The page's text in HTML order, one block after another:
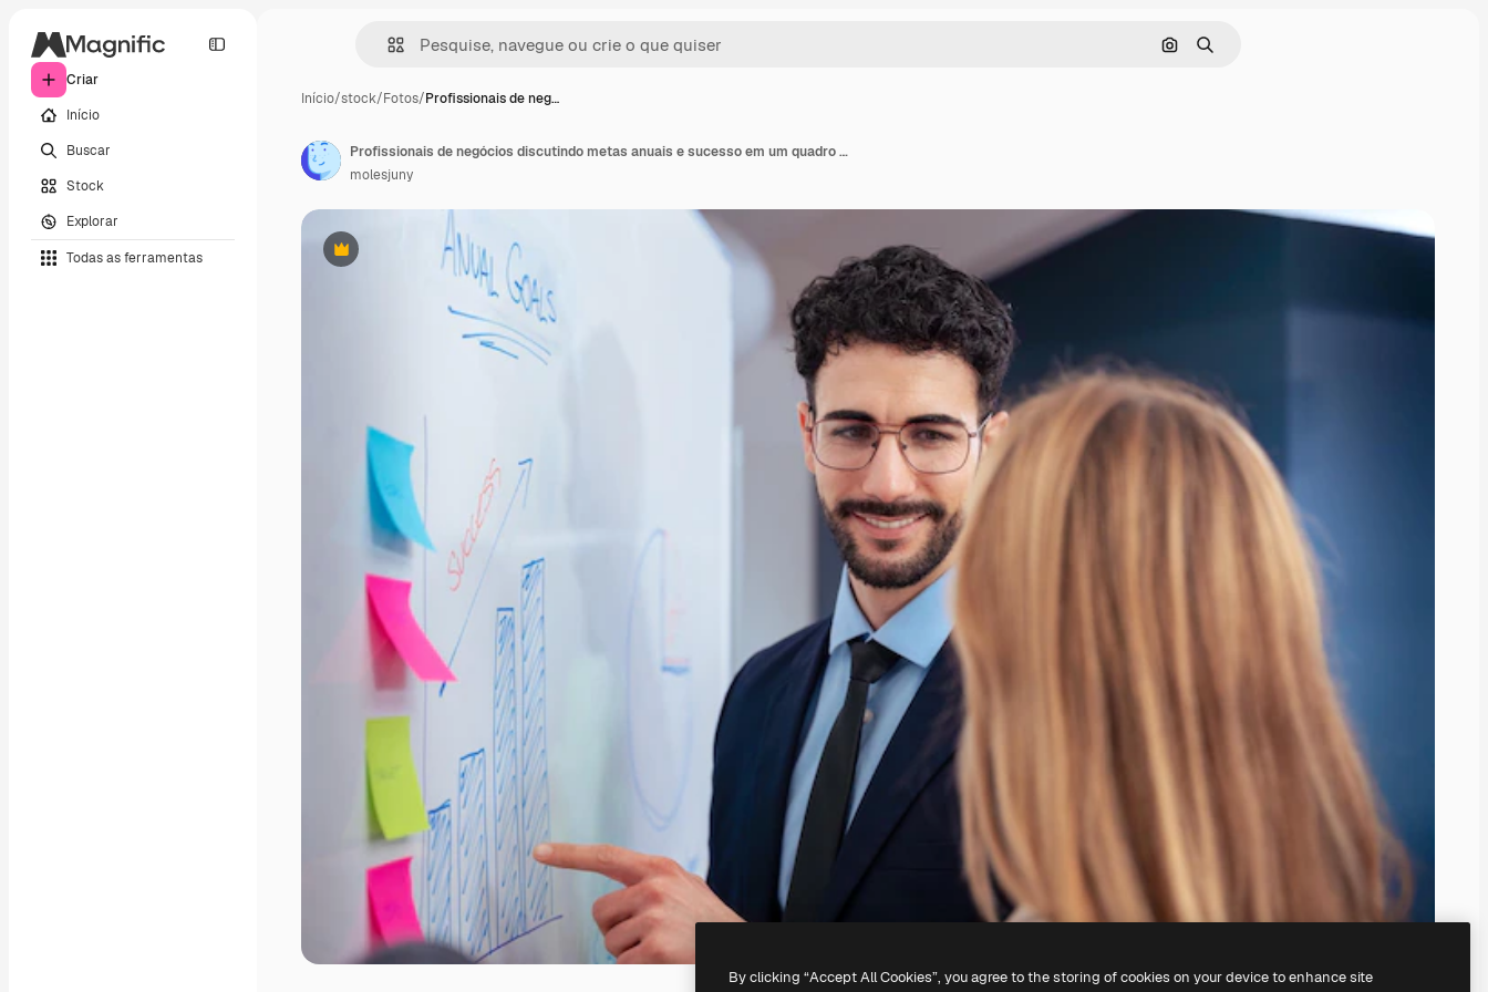
Criar
Início
Buscar
Stock
Explorar
Todas as ferramentas
Pesquisar por imagem
Buscar
Início/stock/Fotos/Profissionais de neg…
Premium
Profissionais de negócios discutindo metas anuais e sucesso em um quadro branco
molesjuny
By clicking “Accept All Cookies”, you agree to the storing of cookies on your device to enhance site